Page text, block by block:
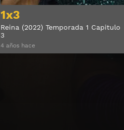
1x3
Reina (2022) Temporada 1 Capitulo
3
4 años hace